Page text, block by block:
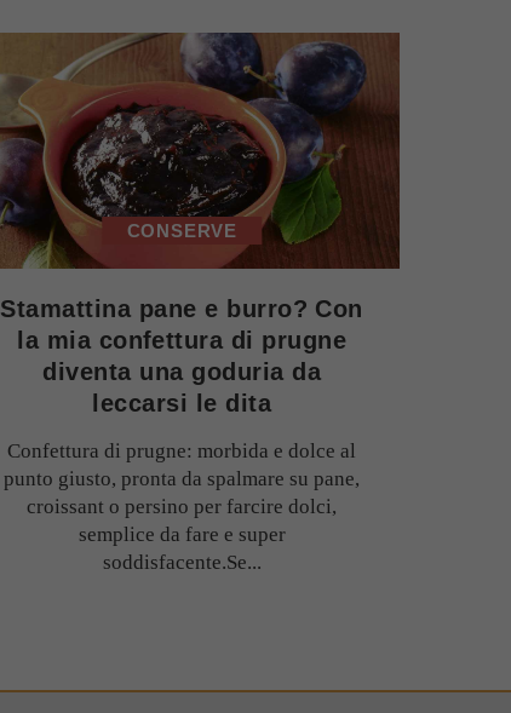
CONSERVE
Stamattina pane e burro? Con
la mia confettura di prugne
diventa una goduria da
leccarsi le dita
Confettura di prugne: morbida e dolce al
punto giusto, pronta da spalmare su pane,
croissant o persino per farcire dolci,
semplice da fare e super
soddisfacente.Se...